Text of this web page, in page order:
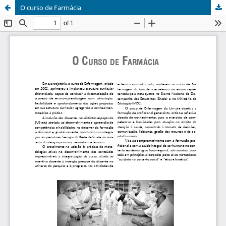
O curso de Farmácia